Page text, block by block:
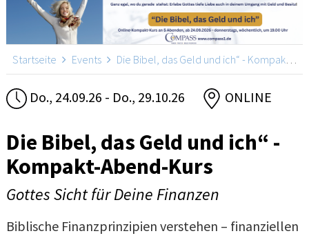
Startseite Events Die Bibel, das Geld und ich“ - Kompakt-Abend-Kurs
Do., 24.09.26 - Do., 29.10.26 ONLINE
Die Bibel, das Geld und ich“ -
Kompakt-Abend-Kurs
Gottes Sicht für Deine Finanzen
Biblische Finanzprinzipien verstehen – finanziellen